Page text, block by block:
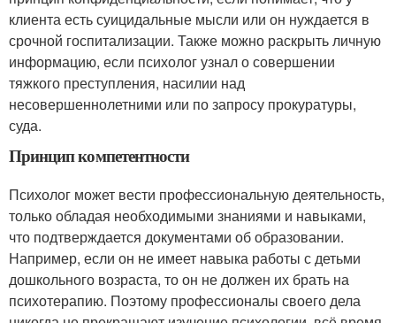
клиента есть суицидальные мысли или он нуждается в
срочной госпитализации. Также можно раскрыть личную
информацию, если психолог узнал о совершении
тяжкого преступления, насилии над
несовершеннолетними или по запросу прокуратуры,
суда.
Принцип компетентности
Психолог может вести профессиональную деятельность,
только обладая необходимыми знаниями и навыками,
что подтверждается документами об образовании.
Например, если он не имеет навыка работы с детьми
дошкольного возраста, то он не должен их брать на
психотерапию. Поэтому профессионалы своего дела